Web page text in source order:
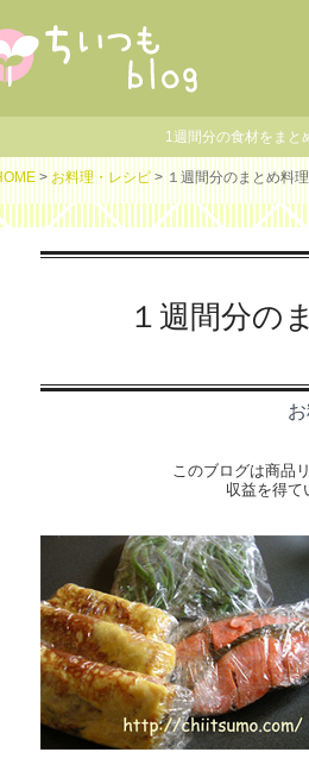
1週間分の食材をまと
> お料理・レシピ > １週間分のまとめ料
１週間分の
このブログは商品
収益を得て